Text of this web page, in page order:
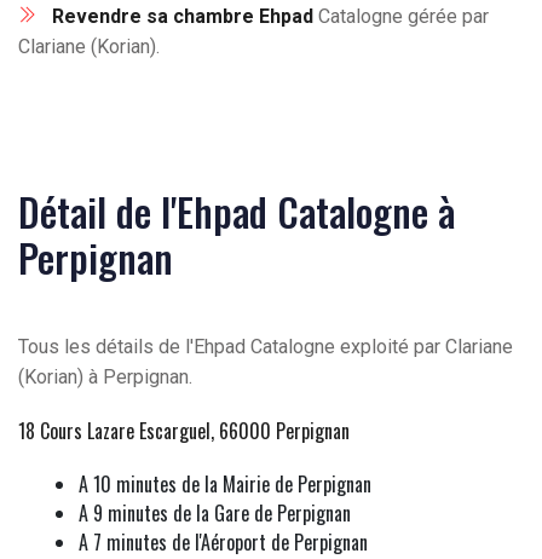
Revendre sa chambre Ehpad Catalogne gérée par
Clariane (Korian).
Détail de l'Ehpad Catalogne à
Perpignan
Tous les détails de l'Ehpad Catalogne exploité par Clariane
(Korian) à Perpignan.
18 Cours Lazare Escarguel, 66000 Perpignan
A 10 minutes de la Mairie de Perpignan
A 9 minutes de la Gare de Perpignan
A 7 minutes de l'Aéroport de Perpignan